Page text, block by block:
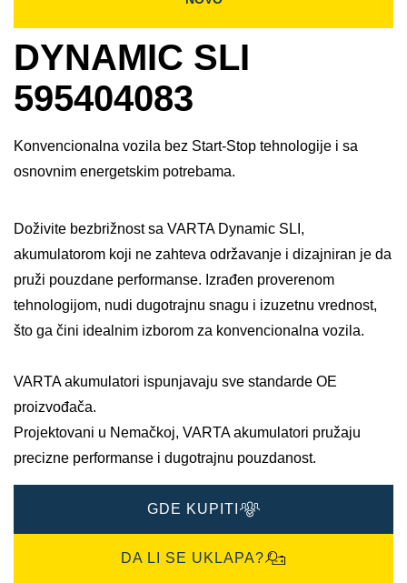
DYNAMIC SLI
595404083
Konvencionalna vozila bez Start-Stop tehnologije i sa
osnovnim energetskim potrebama.
Doživite bezbrižnost sa VARTA Dynamic SLI,
akumulatorom koji ne zahteva održavanje i dizajniran je da
pruži pouzdane performanse. Izrađen proverenom
tehnologijom, nudi dugotrajnu snagu i izuzetnu vrednost,
što ga čini idealnim izborom za konvencionalna vozila. ​
VARTA akumulatori ispunjavaju sve standarde OE
proizvođača.​
Projektovani u Nemačkoj, VARTA akumulatori pružaju
precizne performanse i dugotrajnu pouzdanost.​
GDE KUPITI
DA LI SE UKLAPA?